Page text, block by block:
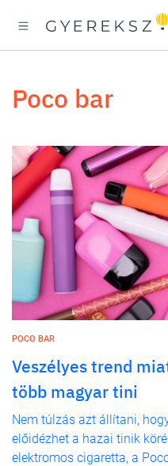
poco bar
POCO BAR
Veszélyes trend
több magyar tini
Nem túlzás azt állítani,
előidézhet a hazai tinik
elektromos cigaretta, a